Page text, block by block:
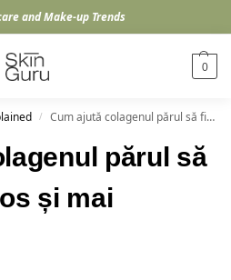
and Make-up Trends
0
/ Cum ajută colagenul părul să fie mai sănătos și mai strălucitor
părul să
și mai